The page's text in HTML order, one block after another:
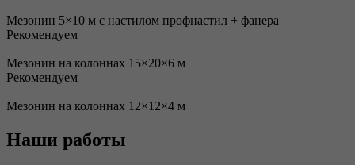
Мезонин 5×10 м с настилом профнастил + фанера
Рекомендуем
Мезонин на колоннах 15×20×6 м
Рекомендуем
Мезонин на колоннах 12×12×4 м
Наши работы